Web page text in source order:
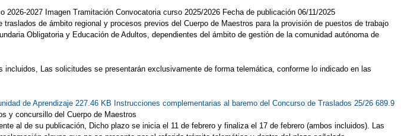
2027 Imagen Tramitación Convocatoria curso 2025/2026 Fecha de publicación 06/11/2025
de ámbito regional y procesos previos del Cuerpo de Maestros para la provisión de puestos de trabajo
Obligatoria y Educación de Adultos, dependientes del ámbito de gestión de la comunidad autónoma de
Las solicitudes se presentarán exclusivamente de forma telemática, conforme lo indicado en las
de Aprendizaje 227.46 KB Instrucciones complementarias al baremo del Concurso de Traslados 25/26 689.9
y concursillo del Cuerpo de Maestros
al de su publicación, Dicho plazo se inicia el 11 de febrero y finaliza el 17 de febrero (ambos incluidos). Las